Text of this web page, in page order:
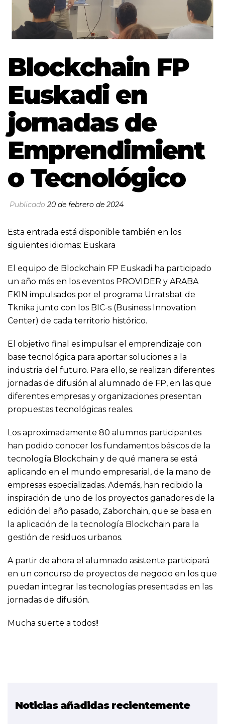
Blockchain FP
Euskadi en
jornadas de
Emprendimient
o Tecnológico
Publicado20 de febrero de 2024
Esta entrada está disponible también en los
siguientes idiomas: Euskara
El equipo de Blockchain FP Euskadi ha participado
un año más en los eventos PROVIDER y ARABA
EKIN impulsados por el programa Urratsbat de
Tknika junto con los BIC-s (Business Innovation
Center) de cada territorio histórico.
El objetivo final es impulsar el emprendizaje con
base tecnológica para aportar soluciones a la
industria del futuro. Para ello, se realizan diferentes
jornadas de difusión al alumnado de FP, en las que
diferentes empresas y organizaciones presentan
propuestas tecnológicas reales.
Los aproximadamente 80 alumnos participantes
han podido conocer los fundamentos básicos de la
tecnología Blockchain y de qué manera se está
aplicando en el mundo empresarial, de la mano de
empresas especializadas. Además, han recibido la
inspiración de uno de los proyectos ganadores de la
edición del año pasado, Zaborchain, que se basa en
la aplicación de la tecnología Blockchain para la
gestión de residuos urbanos.
A partir de ahora el alumnado asistente participará
en un concurso de proyectos de negocio en los que
puedan integrar las tecnologías presentadas en las
jornadas de difusión.
Mucha suerte a todos!!
Noticias añadidas recientemente